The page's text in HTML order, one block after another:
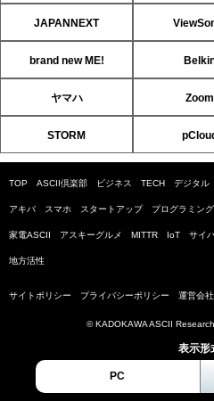
JAPANNEXT
brand new ME!
ヤマハ Zoom
STORM
TOP ASCII倶楽部 ビジネス TECH デジタル
アキバ スマホ スタートアップ プログラミン
家電ASCII アスキーグルメ MITTR IoT サイ
地方活性
サイトポリシー プライバシーポリシー 運営会社
© KADOKAWA ASCII
表示形
PC